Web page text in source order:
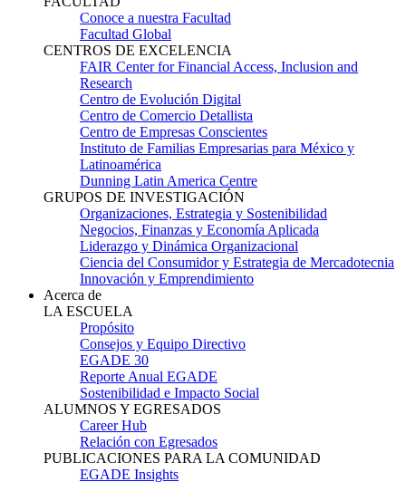
Conoce a nuestra Facultad
Facultad Global
CENTROS DE EXCELENCIA
FAIR Center for Financial Access, Inclusion and
Research
Centro de Evolución Digital
Centro de Comercio Detallista
Centro de Empresas Conscientes
Instituto de Familias Empresarias para México y
Latinoamérica
Dunning Latin America Centre
GRUPOS DE INVESTIGACIÓN
Organizaciones, Estrategia y Sostenibilidad
Negocios, Finanzas y Economía Aplicada
Liderazgo y Dinámica Organizacional
Ciencia del Consumidor y Estrategia de Mercadotecnia
Innovación y Emprendimiento
Acerca de
LA ESCUELA
Propósito
Consejos y Equipo Directivo
EGADE 30
Reporte Anual EGADE
Sostenibilidad e Impacto Social
ALUMNOS Y EGRESADOS
Career Hub
Relación con Egresados
PUBLICACIONES PARA LA COMUNIDAD
EGADE Insights